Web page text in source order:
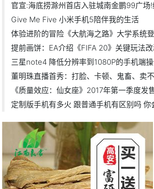
官宣:海底捞滁州首店入驻城南金鹏99广场
Give Me Five 小米手机5陪伴我的生活
体验进阶的冒险《大航海之路》大学系统
提前画饼：EA介绍《FIFA 20》关键玩法
三星note4 降低分辨率到1080P的手机端
董明珠直播首秀：打脸、卡顿、鬼畜、卖
《质量效应：仙女座》2017年第一季度发
定制版手机有多火 跟普通手机有区别吗 你